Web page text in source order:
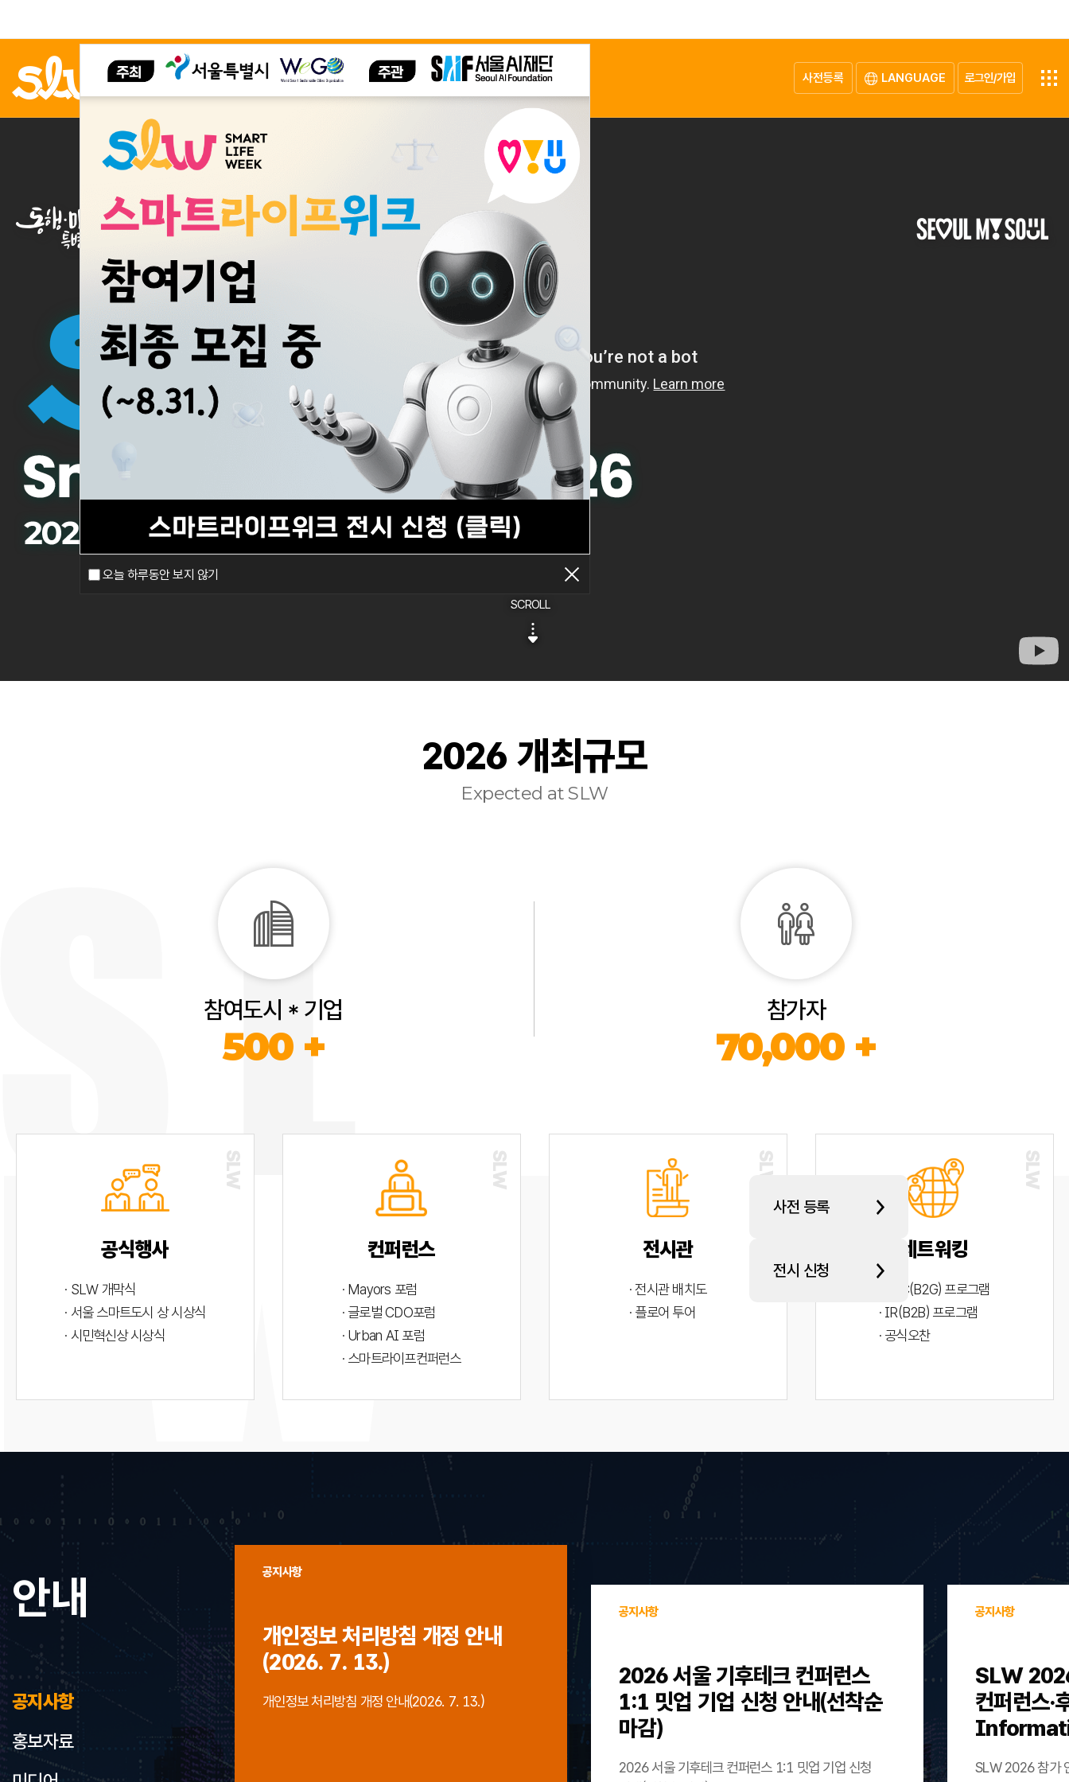
오늘 하루동안 보지 않기
사전등록 LANGUAGE 로그인/가입
SCROLL
사전 등록
전시 신청
2026 개최규모
Expected at SLW
참여도시 * 기업
500 +
참가자
70,000 +
공식행사
· SLW 개막식
· 서울 스마트도시 상 시상식
· 시민혁신상 시상식
컨퍼런스
· Mayors 포럼
· 글로벌 CDO포럼
· Urban AI 포럼
· 스마트라이프컨퍼런스
전시관
· 전시관 배치도
· 플로어 투어
네트워킹
· PYC(B2G) 프로그램
· IR(B2B) 프로그램
· 공식오찬
안내
공지사항
공지사항
개인정보 처리방침 개정 안내
(2026. 7. 13.)
개인정보 처리방침 개정 안내(2026. 7. 13.)
공지사항
2026 서울 기후테크 컨퍼런스
1:1 밋업 기업 신청 안내(선착순
마감)
2026 서울 기후테크 컨퍼런스 1:1 밋업 기업 신청
공지사항
SLW
컨퍼런스
SLW 2026 참가
홍보자료